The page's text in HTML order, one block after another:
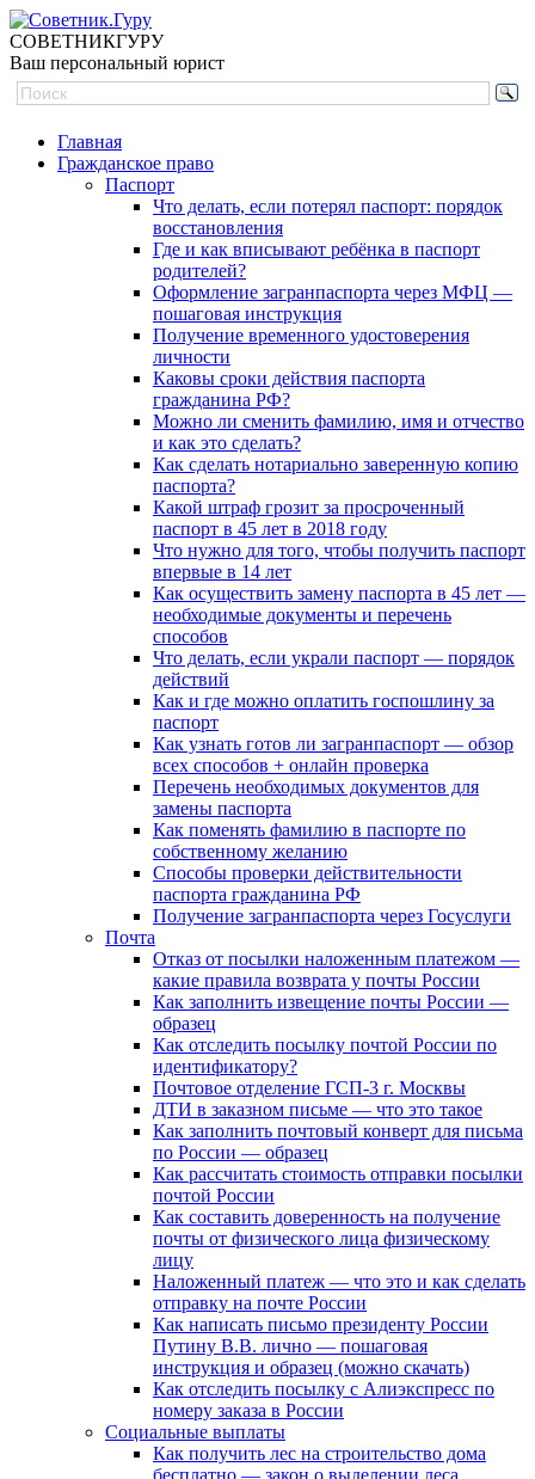
СОВЕТНИКГУРУ
Ваш персональный юрист
Главная
Гражданское право
Паспорт
Что делать, если потерял паспорт: порядок
восстановления
Где и как вписывают ребёнка в паспорт
родителей?
Оформление загранпаспорта через МФЦ —
пошаговая инструкция
Получение временного удостоверения
личности
Каковы сроки действия паспорта
гражданина РФ?
Можно ли сменить фамилию, имя и отчество
и как это сделать?
Как сделать нотариально заверенную копию
паспорта?
Какой штраф грозит за просроченный
паспорт в 45 лет в 2018 году
Что нужно для того, чтобы получить паспорт
впервые в 14 лет
Как осуществить замену паспорта в 45 лет —
необходимые документы и перечень
способов
Что делать, если украли паспорт — порядок
действий
Как и где можно оплатить госпошлину за
паспорт
Как узнать готов ли загранпаспорт — обзор
всех способов + онлайн проверка
Перечень необходимых документов для
замены паспорта
Как поменять фамилию в паспорте по
собственному желанию
Способы проверки действительности
паспорта гражданина РФ
Получение загранпаспорта через Госуслуги
Почта
Отказ от посылки наложенным платежом —
какие правила возврата у почты России
Как заполнить извещение почты России —
образец
Как отследить посылку почтой России по
идентификатору?
Почтовое отделение ГСП-3 г. Москвы
ДТИ в заказном письме — что это такое
Как заполнить почтовый конверт для письма
по России — образец
Как рассчитать стоимость отправки посылки
почтой России
Как составить доверенность на получение
почты от физического лица физическому
лицу
Наложенный платеж — что это и как сделать
отправку на почте России
Как написать письмо президенту России
Путину В.В. лично — пошаговая
инструкция и образец (можно скачать)
Как отследить посылку с Алиэкспресс по
номеру заказа в России
Социальные выплаты
Как получить лес на строительство дома
бесплатно — закон о выделении леса